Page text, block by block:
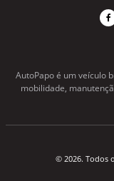
AutoPapo é um veículo
mobilidade,
© 2026. Todos